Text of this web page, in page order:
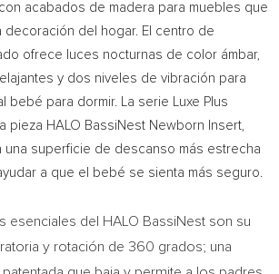
con acabados de madera para muebles que
decoración del hogar. El centro de
ofrece luces nocturnas de color ámbar,
y dos niveles de vibración para
bebé para dormir. La serie Luxe Plus
pieza HALO BassiNest Newborn Insert,
una superficie de descanso más estrecha
a que el bebé se sienta más seguro.
esenciales del HALO BassiNest son su
y rotación de 360 grados; una